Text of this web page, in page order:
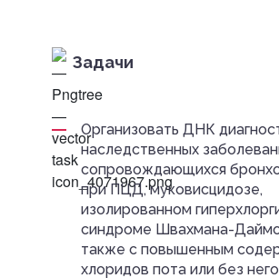
Задачи
Организовать ДНК
наследственных
сопровождающихся
при ПЦД, муковисцидозе,
изолированном
синдроме Швахмана-
также с повышенным
хлоридов пота или без